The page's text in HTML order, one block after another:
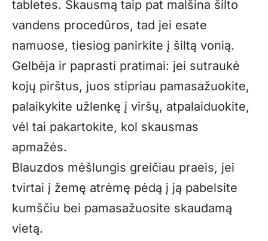
tabletes. Skausmą taip pat malšina šilto
vandens procedūros, tad jei esate
namuose, tiesiog panirkite į šiltą vonią.
Gelbėja ir paprasti pratimai: jei sutraukė
kojų pirštus, juos stipriau pamasažuokite,
palaikykite užlenkę į viršų, atpalaiduokite,
vėl tai pakartokite, kol skausmas
apmažės.
Blauzdos mėšlungis greičiau praeis, jei
tvirtai į žemę atrėmę pėdą į ją pabelsite
kumščiu bei pamasažuosite skaudamą
vietą.